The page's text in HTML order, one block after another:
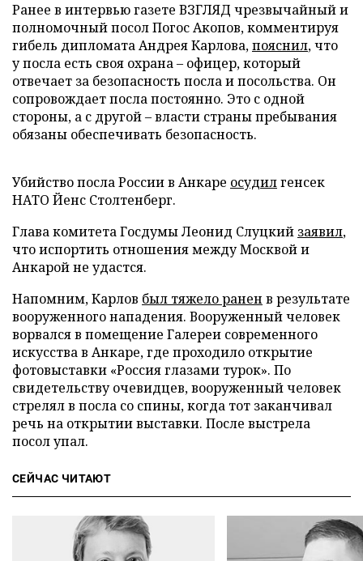
Ранее в интервью газете ВЗГЛЯД чрезвычайный и
полномочный посол Погос Акопов, комментируя
гибель дипломата Андрея Карлова,пояснил, что
у посла есть своя охрана – офицер, который
отвечает за безопасность посла и посольства. Он
сопровождает посла постоянно. Это с одной
стороны, а с другой – власти страны пребывания
обязаны обеспечивать безопасность.
Убийство посла России в Анкаре осудилгенсек
НАТО Йенс Столтенберг.
Глава комитета Госдумы Леонид Слуцкий заявил,
что испортить отношения между Москвой и
Анкарой не удастся.
Напомним, Карлов был тяжело ранен в результате
вооруженного нападения. Вооруженный человек
ворвался в помещение Галереи современного
искусства в Анкаре, где проходило открытие
фотовыставки «Россия глазами турок». По
свидетельству очевидцев, вооруженный человек
стрелял в посла со спины, когда тот заканчивал
речь на открытии выставки. После выстрела
посол упал.
СЕЙЧАС ЧИТАЮТ